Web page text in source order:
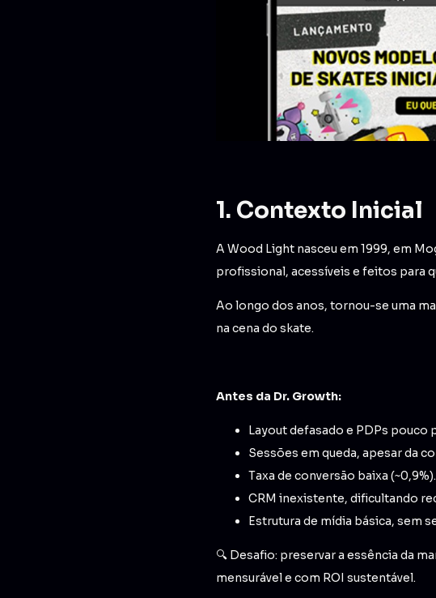
1. Contexto Inicial
A Wood Light nasceu em 1999, em
profissional, acessíveis e feitos para
Ao longo dos anos, tornou-se uma
na cena do skate.
Antes da Dr. Growth:
Layout defasado e PDPs pouco
Sessões em queda, apesar da
Taxa de conversão baixa (~0,9%).
CRM inexistente, dificultando
Estrutura de mídia básica, sem
🔍 Desafio: preservar a essência da
mensurável e com ROI sustentável.